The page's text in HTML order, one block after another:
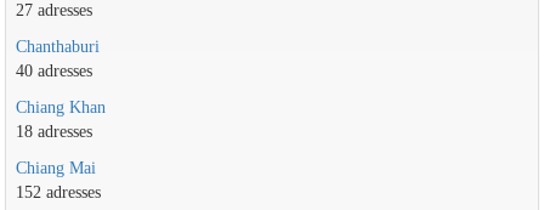
27 adresses
Chanthaburi
40 adresses
Chiang Khan
18 adresses
Chiang Mai
152 adresses